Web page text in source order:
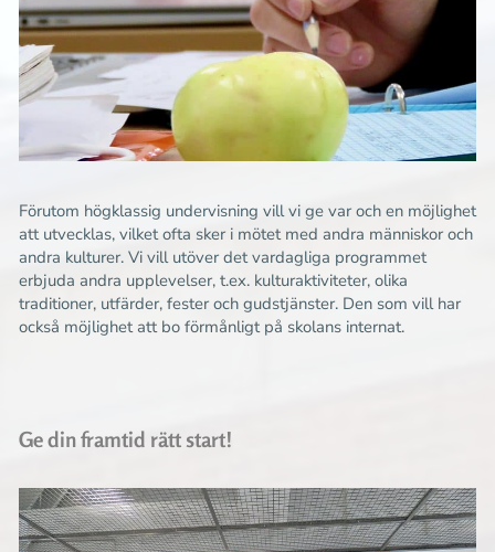
Förutom högklassig undervisning vill vi ge var och en möjlighet
att utvecklas, vilket ofta sker i mötet med andra människor och
andra kulturer. Vi vill utöver det vardagliga programmet
erbjuda andra upplevelser, t.ex. kulturaktiviteter, olika
traditioner, utfärder, fester och gudstjänster. Den som vill har
också möjlighet att bo förmånligt på skolans internat.
Ge din framtid rätt start!